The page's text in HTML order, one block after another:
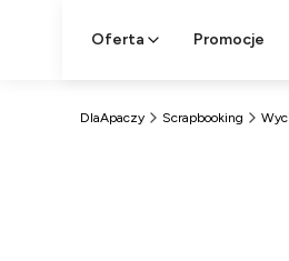
Oferta Promocje
DlaApaczy Scrapbooking